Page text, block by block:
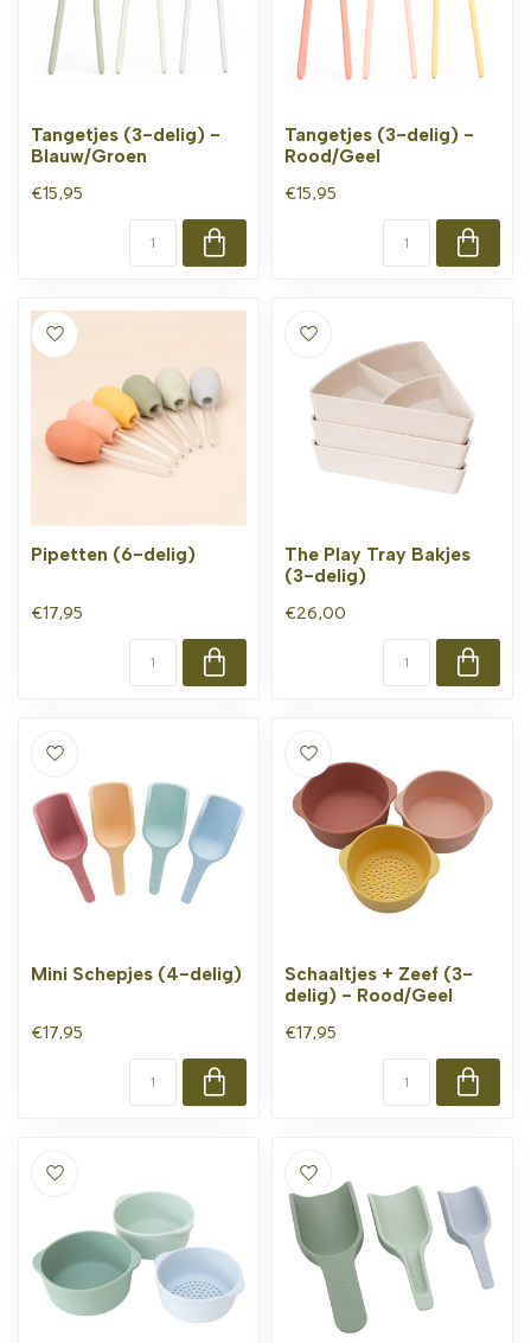
Tangetjes (3-delig) -
Blauw/Groen
€15,95
Tangetjes (3-delig) -
Rood/Geel
€15,95
Pipetten (6-delig)
€17,95
The Play Tray Bakjes
(3-delig)
€26,00
Mini Schepjes (4-delig)
€17,95
Schaaltjes + Zeef (3-
delig) - Rood/Geel
€17,95